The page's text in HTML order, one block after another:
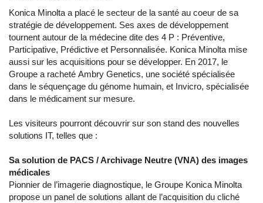
Konica Minolta a placé le secteur de la santé au coeur de sa
stratégie de développement. Ses axes de développement
tournent autour de la médecine dite des 4 P : Préventive,
Participative, Prédictive et Personnalisée. Konica Minolta mise
aussi sur les acquisitions pour se développer. En 2017, le
Groupe a racheté Ambry Genetics, une société spécialisée
dans le séquençage du génome humain, et Invicro, spécialisée
dans le médicament sur mesure.
Les visiteurs pourront découvrir sur son stand des nouvelles
solutions IT, telles que :
Sa solution de PACS / Archivage Neutre (VNA) des images
médicales
Pionnier de l’imagerie diagnostique, le Groupe Konica Minolta
propose un panel de solutions allant de l’acquisition du cliché